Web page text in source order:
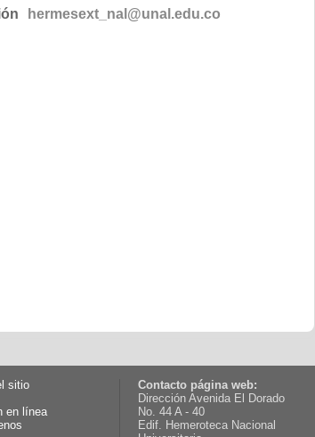
hermesext_nal@unal.edu.co
sitio
en línea
Contacto página web:
Dirección Avenida El Dorado
No. 44 A - 40
Edif. Hemeroteca Nacional